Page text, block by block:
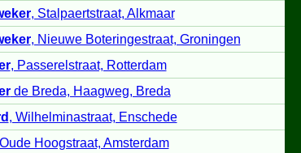
, Stalpaertstraat, Alkmaar
, Nieuwe Boteringestraat, Groningen
, Passerelstraat, Rotterdam
de Breda, Haagweg, Breda
, Wilhelminastraat, Enschede
Hoogstraat, Amsterdam